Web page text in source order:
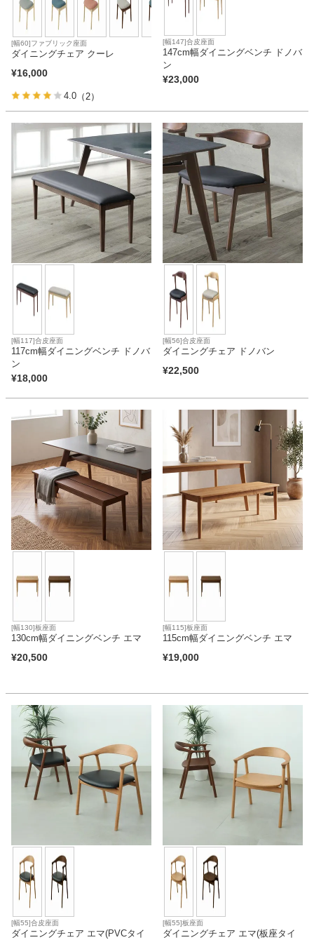
[幅60]ファブリック座面
ダイニングチェア クーレ
¥16,000
4.0 （2）
[幅147]合皮座面
147cm幅ダイニングベンチ ドノバ
ン
¥23,000
[幅117]合皮座面
117cm幅ダイニングベンチ ドノバ
ン
¥18,000
[幅56]合皮座面
ダイニングチェア ドノバン
¥22,500
[幅130]板座面
130cm幅ダイニングベンチ エマ
¥20,500
[幅115]板座面
115cm幅ダイニングベンチ エマ
¥19,000
[幅55]合皮座面
ダイニングチェア エマ(PVCタイ
[幅55]板座面
ダイニングチェア エマ(板座タイ